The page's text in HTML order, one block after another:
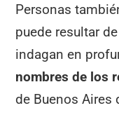
Personas
puede resultar
indagan en
nombres de los
de Buenos Aires